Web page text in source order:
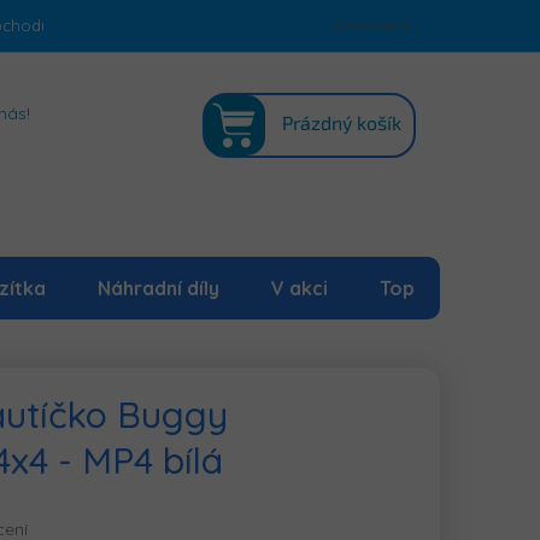
Podmínky ochrany osobních údajů Mapa serveru
Přihlášení
KOŠÍK
Prázdný košík
Náhradní díly V akci Top
Buggy
- MP4 bílá